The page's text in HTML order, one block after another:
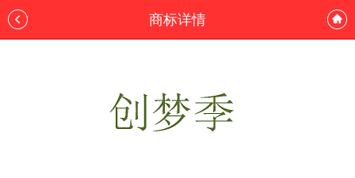
商标详情